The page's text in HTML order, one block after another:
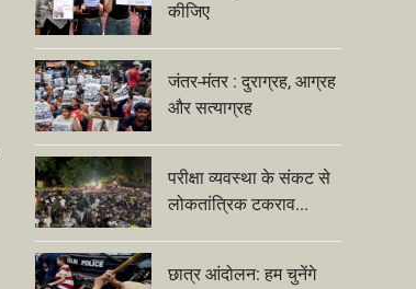
कीजिए
जंतर-मंतर : दुराग्रह, आग्रह
और सत्याग्रह
परीक्षा व्यवस्था के संकट से
लोकतांत्रिक टकराव...
छात्र आंदोलन: हम चुनेंगे